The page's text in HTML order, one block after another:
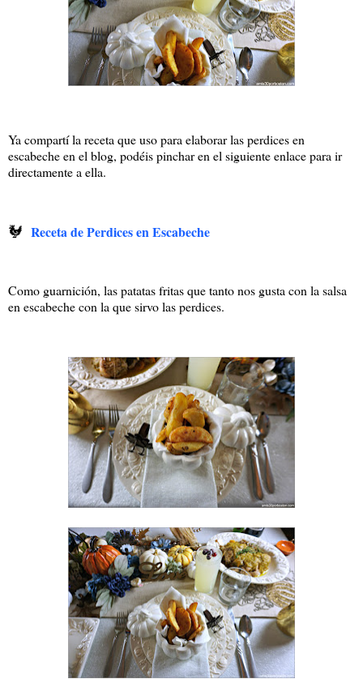
Ya compartí la receta que uso para elaborar las perdices en
escabeche en el blog, podéis pinchar en el siguiente enlace para ir
directamente a ella.
🐓 Receta de Perdices en Escabeche
Como guarnición, las patatas fritas que tanto nos gusta con la salsa
en escabeche con la que sirvo las perdices.